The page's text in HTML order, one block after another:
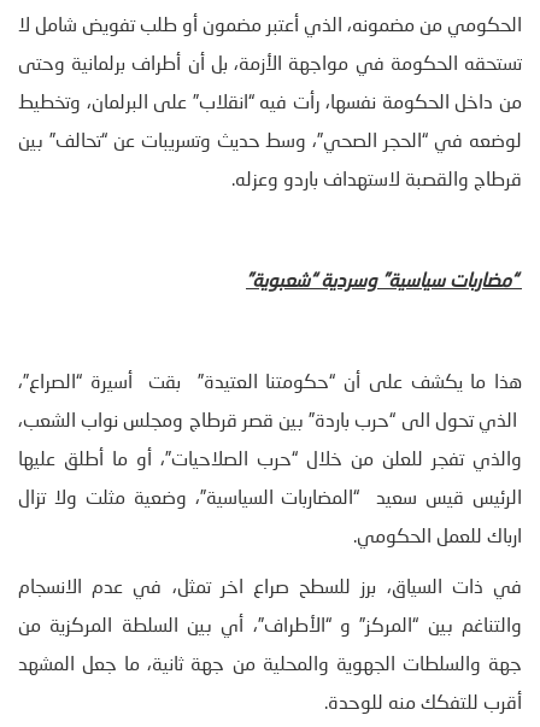
الحكومي من مضمونه، الذي أعتبر مضمون أو طلب تفويض شامل لا
تستحقه الحكومة في مواجهة الأزمة، بل أن أطراف برلمانية وحتى
من داخل الحكومة نفسها، رأت فيه “انقلاب” على البرلمان، وتخطيط
لوضعه في “الحجر الصحي”، وسط حديث وتسريبات عن “تحالف” بين
قرطاج والقصبة لاستهداف باردو وعزله.
“مضاربات سياسية” وسردية “شعبوية”
هذا ما يكشف على أن “حكومتنا العتيدة” بقت أسيرة “الصراع”،
الذي تحول الى “حرب باردة” بين قصر قرطاج ومجلس نواب الشعب،
والذي تفجر للعلن من خلال “حرب الصلاحيات”، أو ما أطلق عليها
الرئيس قيس سعيد “المضاربات السياسية”، وضعية مثلت ولا تزال
ارباك للعمل الحكومي.
في ذات السياق، برز للسطح صراع اخر تمثل، في عدم الانسجام
والتناغم بين “المركز” و “الأطراف”، أي بين السلطة المركزية من
جهة والسلطات الجهوية والمحلية من جهة ثانية، ما جعل المشهد
أقرب للتفكك منه للوحدة.